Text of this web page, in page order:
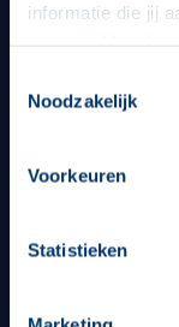
informatie die jij
op een veilige en
beheren op de
Noodzakelijk
Voorkeuren
Statistieken